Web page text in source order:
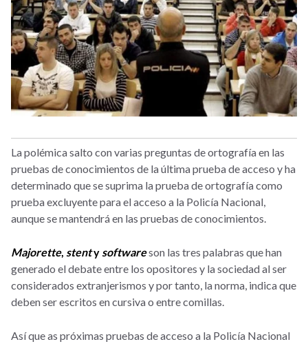
La polémica salto con varias preguntas de ortografía en las
pruebas de conocimientos de la última prueba de acceso y ha
determinado que se suprima la prueba de ortografía como
prueba excluyente para el acceso a la Policía Nacional,
aunque se mantendrá en las pruebas de conocimientos.
Majorette, stenty softwareson las tres palabras que han
generado el debate entre los opositores y la sociedad al ser
considerados extranjerismos y por tanto, la norma, indica que
deben ser escritos en cursiva o entre comillas.
Así que as próximas pruebas de acceso a la Policía Nacional